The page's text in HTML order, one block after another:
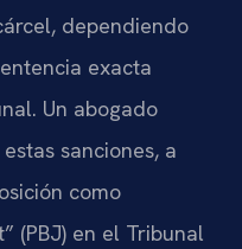
dependiendo
exacta
Un abogado
sanciones, a
como
(PBJ) en el Tribunal